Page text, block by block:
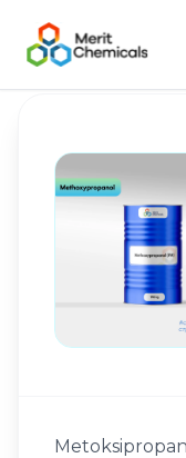
Katalogga qaytish